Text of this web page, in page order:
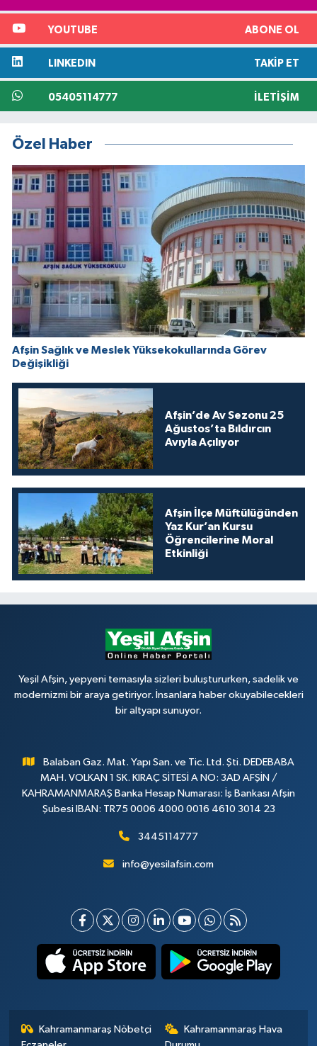
YOUTUBE ABONE OL
LINKEDIN TAKIP ET
05405114777 İLETIŞIM
Özel Haber
Afşin Sağlık ve Meslek Yüksekokullarında Görev
Değişikliği
Afşin’de Av Sezonu 25
Ağustos’ta Bıldırcın
Avıyla Açılıyor
Afşin İlçe Müftülüğünden
Yaz Kur’an Kursu
Öğrencilerine Moral
Etkinliği
Yeşil Afşin, yepyeni temasıyla sizleri buluştururken, sadelik ve
modernizmi bir araya getiriyor. İnsanlara haber okuyabilecekleri
bir altyapı sunuyor.
Balaban Gaz. Mat. Yapı San. ve Tic. Ltd. Şti. DEDEBABA
MAH. VOLKAN 1 SK. KIRAÇ SİTESİ A NO: 3AD AFŞİN /
KAHRAMANMARAŞ Banka Hesap Numarası: İş Bankası Afşin
Şubesi IBAN: TR75 0006 4000 0016 4610 3014 23
3445114777
info@yesilafsin.com
Kahramanmaraş Nöbetçi
Kahramanmaraş Hava